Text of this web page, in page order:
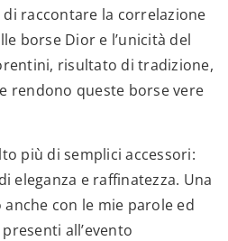
raccontare la correlazione
borse Dior e l’unicità del
risultato di tradizione,
rendono queste borse vere
più di semplici accessori:
eleganza e raffinatezza. Una
con le mie parole ed
all’evento